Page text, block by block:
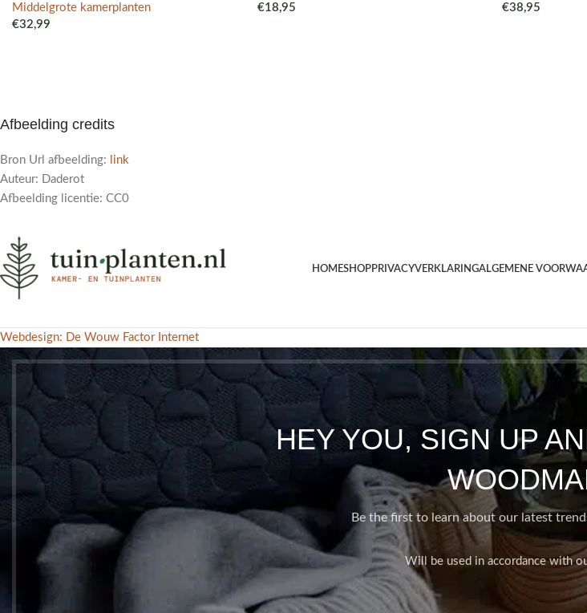
Middelgrote kamerplanten
€32,99
€18,95
€38,95
Afbeelding credits
Bron Url afbeelding:
link
Auteur: Daderot
Afbeelding licentie: CC0
HOMESHOPPRIVACYVERKLARINGALGEMENE
Webdesign: De Wouw Factor Internet
HEY YOU, SIGN UP
Be the first to learn about our latest
Will be used in accordance with